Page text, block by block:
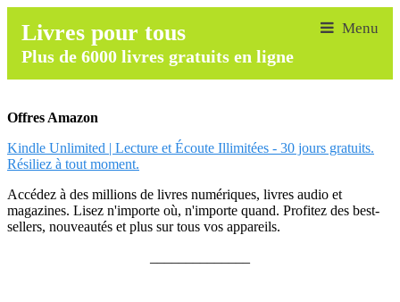
Livres pour tous
Plus de 6000 livres gratuits en ligne
Offres Amazon
Kindle Unlimited | Lecture et Écoute Illimitées - 30 jours gratuits.
Résiliez à tout moment.
Accédez à des millions de livres numériques, livres audio et
magazines. Lisez n'importe où, n'importe quand. Profitez des best-
sellers, nouveautés et plus sur tous vos appareils.